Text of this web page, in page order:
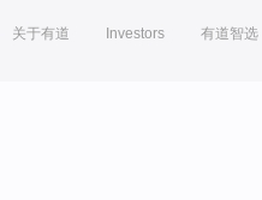
关于有道 Investors 有道智选